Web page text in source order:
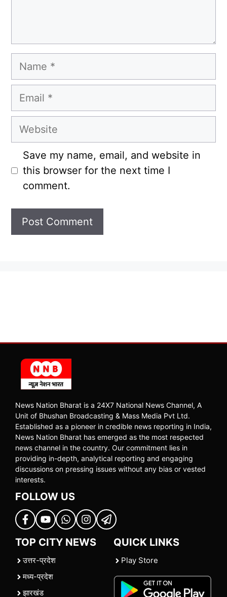
Name
Email
Website
Save my name, email, and website in
this browser for the next time I
comment.
News Nation Bharat is a 24X7 National News Channel, A
Unit of Bhushan Broadcasting & Mass Media Pvt Ltd.
Established as a pioneer in credible news reporting in India,
News Nation Bharat has emerged as the most respected
news channel in the country. Our commitment lies in
providing in-depth, analytical reporting and engaging
discussions on pressing issues without any bias or vested
interests.
FOLLOW US
TOP CITY NEWS
उत्तर-प्रदेश
मध्य-प्रदेश
झारखंड
QUICK LINKS
Play Store